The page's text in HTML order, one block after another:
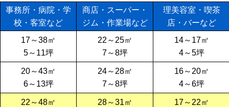
事務所・病院・学
校・客室など
商店・スーパー・
ジム・作業場など
理美容室・喫茶
店・バーなど
17～38㎡
5～11坪
22～25㎡
7～8坪
14～17㎡
4～5坪
20～43㎡
6～13坪
24～28㎡
7～8坪
16～20㎡
4～6坪
22～48㎡
28～31㎡
17～22㎡